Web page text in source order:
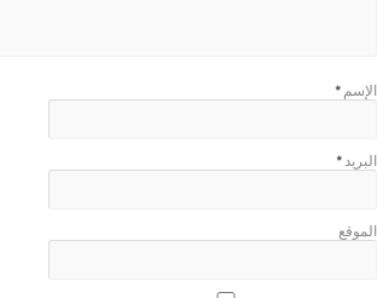
الإسم *
البريد*
الموقع